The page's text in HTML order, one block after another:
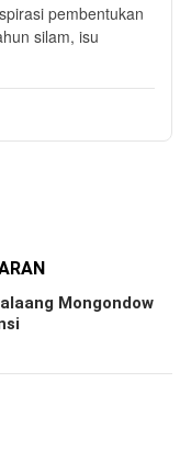
pembentukan
silam, isu
Mongondow